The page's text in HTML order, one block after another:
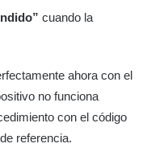
cuando la
ahora con el
no funciona
con el código
referencia.